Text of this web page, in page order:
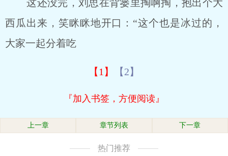
这还没完，刘思在背篓里掏啊掏，抱出个大
西瓜出来，笑眯眯地开口：“这个也是冰过的，
大家一起分着吃
【1】 【2】
『加入书签，方便阅读』
上一章 章节列表 下一章
热门推荐